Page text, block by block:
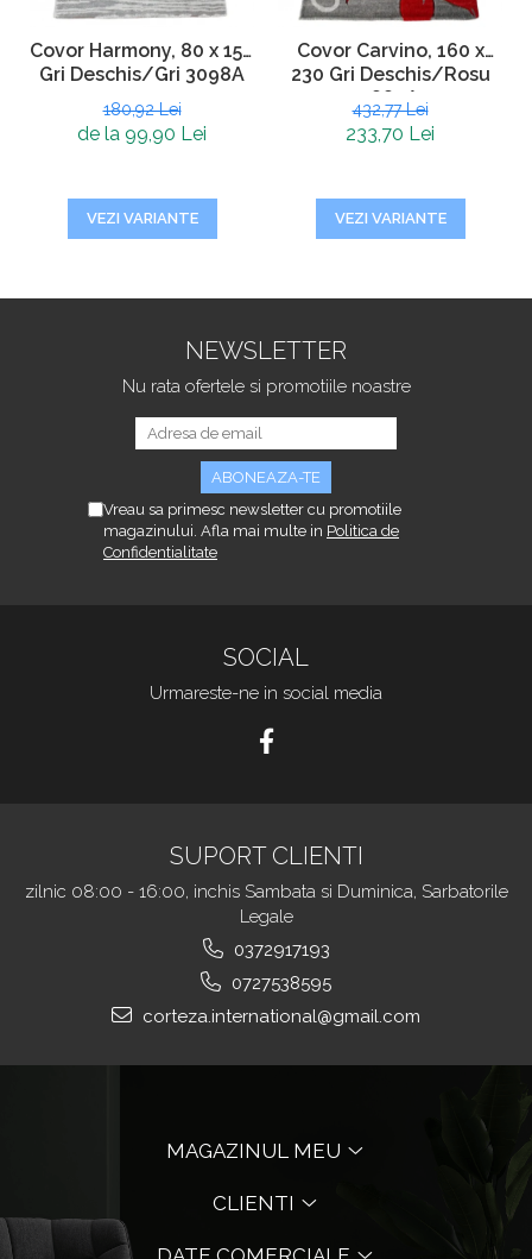
Covor Harmony, 80 x 150
Gri Deschis/Gri 3098A
180,92 Lei
de la 99,90 Lei
VEZI VARIANTE
Covor Carvino, 160 x
230 Gri Deschis/Rosu
1884A
432,77 Lei
233,70 Lei
VEZI VARIANTE
NEWSLETTER
Nu rata ofertele si promotiile noastre
Vreau sa primesc newsletter cu promotiile
magazinului. Afla mai multe in Politica de
Confidentialitate
SOCIAL
Urmareste-ne in social media
SUPORT CLIENTI
zilnic 08:00 - 16:00, inchis Sambata si Duminica, Sarbatorile
Legale
0372917193
0727538595
corteza.international@gmail.com
MAGAZINUL MEU
CLIENTI